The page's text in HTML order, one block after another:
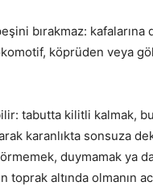
bırakmaz:
köprüden veya
tabutta kilitli kalmak,
karanlıkta sonsuza
duymamak ya
altında olmanın